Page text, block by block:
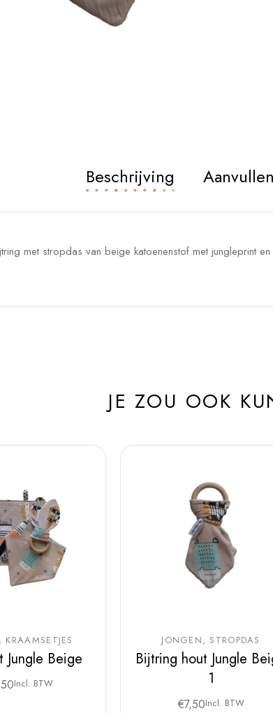
Beschrijving
met stropdas van beige katoenenstof met jungleprint
JE ZOU OOK
KRAAMSETJES
Jungle Beige
Incl. BTW
JONGEN STROPDAS
Bijtring hout Jungle
1
€7,50Incl. BTW